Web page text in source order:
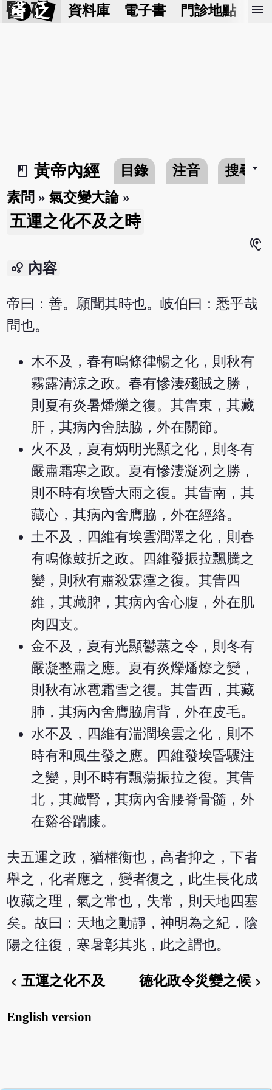
醫 砭 資料庫 電子書 門診地點 預
menu
book_2
黃帝內經 目錄 注音 搜尋arrow_drop_down
素問 »氣交變大論»
五運之化不及之時
hearing
bubble_chart 內容
帝曰：善。願聞其時也。岐伯曰：悉乎哉
問也。
木不及，春有鳴條律暢之化，則秋有
霧露清涼之政。春有慘淒殘賊之勝，
則夏有炎暑燔爍之復。其眚東，其藏
肝，其病內舍胠脇，外在關節。
火不及，夏有炳明光顯之化，則冬有
嚴肅霜寒之政。夏有慘淒凝冽之勝，
則不時有埃昏大雨之復。其眚南，其
藏心，其病內舍膺脇，外在經絡。
土不及，四維有埃雲潤澤之化，則春
有鳴條鼓折之政。四維發振拉飄騰之
變，則秋有肅殺霖霪之復。其眚四
維，其藏脾，其病內舍心腹，外在肌
肉四支。
金不及，夏有光顯鬱蒸之令，則冬有
嚴凝整肅之應。夏有炎爍燔燎之變，
則秋有冰雹霜雪之復。其眚西，其藏
肺，其病內舍膺脇肩背，外在皮毛。
水不及，四維有湍潤埃雲之化，則不
時有和風生發之應。四維發埃昏驟注
之變，則不時有飄蕩振拉之復。其眚
北，其藏腎，其病內舍腰脊骨髓，外
在谿谷踹膝。
夫五運之政，猶權衡也，高者抑之，下者
舉之，化者應之，變者復之，此生長化成
收藏之理，氣之常也，失常，則天地四塞
矣。故曰：天地之動靜，神明為之紀，陰
陽之往復，寒暑彰其兆，此之謂也。
chevron_left五運之化不及 德化政令災變之候chevron_right
English version